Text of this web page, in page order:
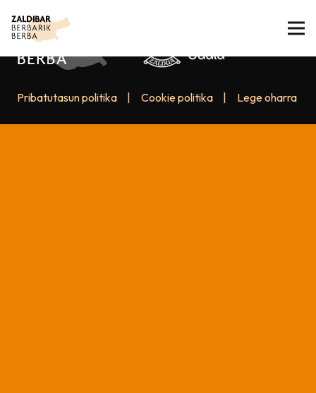
Pribatutasun politika Cookie politika Lege oharra